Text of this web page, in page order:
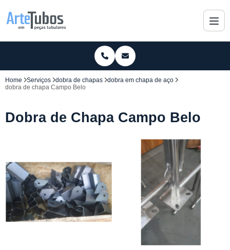
Home Serviços dobra de chapas
dobra em chapa de aço
dobra de chapa Campo Belo
Dobra de Chapa Campo Belo